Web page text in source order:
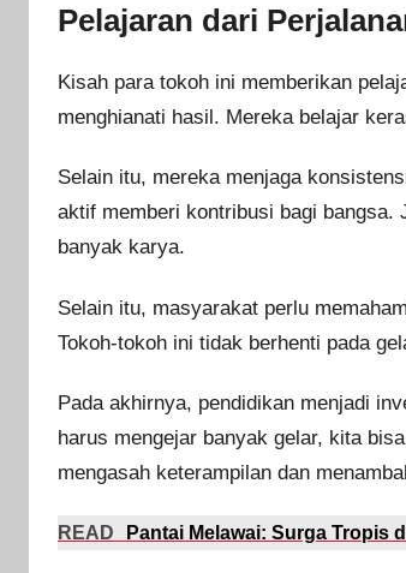
Pelajaran dari
Kisah para tokoh ini memberikan
menghianati hasil. Mereka belajar
Selain itu, mereka menjaga
aktif memberi kontribusi bagi bangsa.
banyak karya.
Selain itu, masyarakat perlu
Tokoh-tokoh ini tidak berhenti pada
Pada akhirnya, pendidikan menjadi
harus mengejar banyak gelar, kita
mengasah keterampilan dan
READ Pantai Melawai: Surga Tropis